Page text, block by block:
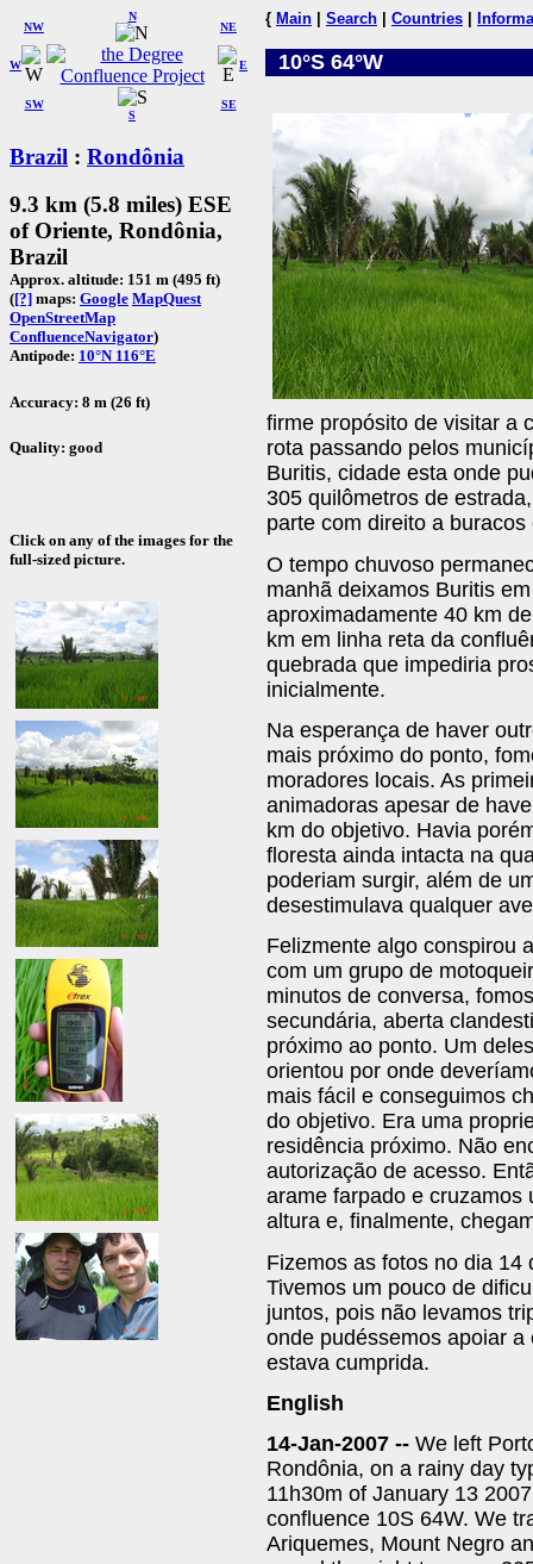
W
NW
N
NE
SW
S
SE
E
Brazil : Rondônia
9.3 km (5.8 miles) ESE
of Oriente, Rondônia,
Brazil
Approx. altitude: 151 m (495 ft)
([?] maps: Google MapQuest
OpenStreetMap
ConfluenceNavigator)
Antipode: 10°N 116°E
Accuracy: 8 m (26 ft)
Quality: good
Click on any of the images for the
full-sized picture.
{ Main Search Countries
10°S 64°W
firme propósito de visitar a
rota passando pelos
Buritis, cidade esta onde
305 quilômetros de
parte com direito a buracos
O tempo chuvoso
manhã deixamos Buritis
aproximadamente 40 km
km em linha reta da
quebrada que impediria
inicialmente.
Na esperança de haver
mais próximo do ponto,
moradores locais. As
animadoras apesar de
km do objetivo. Havia
floresta ainda intacta na
poderiam surgir, além de
desestimulava qualquer
Felizmente algo conspirou
com um grupo de
minutos de conversa,
secundária, aberta
próximo ao ponto. Um
orientou por onde
mais fácil e conseguimos
do objetivo. Era uma
residência próximo. Não
autorização de acesso.
arame farpado e cruzamos
altura e, finalmente,
Fizemos as fotos no dia 14
Tivemos um pouco de
juntos, pois não levamos
onde pudéssemos apoiar
estava cumprida.
English
14-Jan-2007 -- We left
Rondônia, on a rainy day
11h30m of January 13
confluence 10S 64W. We
Ariquemes, Mount Negro